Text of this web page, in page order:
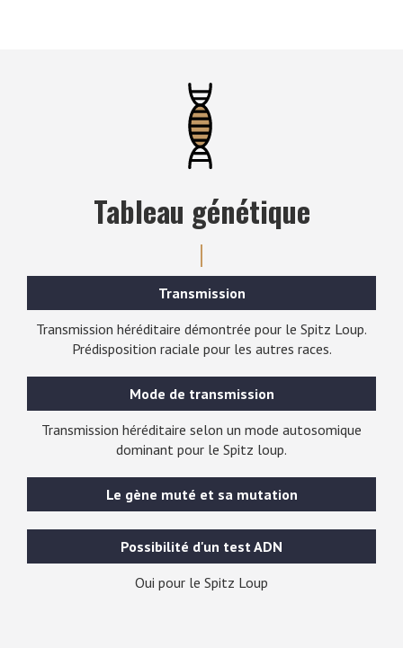
Tableau génétique
Transmission
Transmission héréditaire démontrée pour le Spitz Loup.
Prédisposition raciale pour les autres races.
Mode de transmission
Transmission héréditaire selon un mode autosomique
dominant pour le Spitz loup.
Le gène muté et sa mutation
Possibilité d'un test ADN
Oui pour le Spitz Loup